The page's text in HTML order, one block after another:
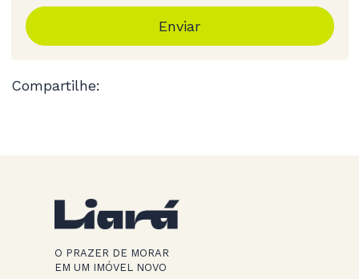
Enviar
Compartilhe:
O PRAZER DE MORAR
EM UM IMÓVEL NOVO